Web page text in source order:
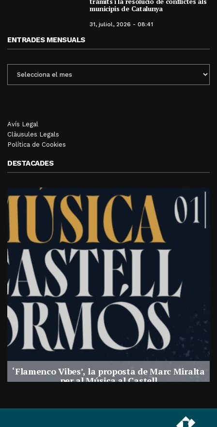
municipis de Catalunya
31, juliol, 2026 - 08:41
ENTRADES MENSUALS
MENSUALS
Avís Legal
Clàusules Legals
Política de Cookies
DESTACADES
‘Flamenco Vibes’, la proposta de Marc Miralta
per al Música al Castell